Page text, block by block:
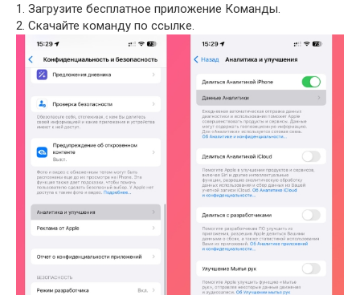
1. Загрузите бесплатное приложение Команды.
2. Скачайте команду по ссылке.